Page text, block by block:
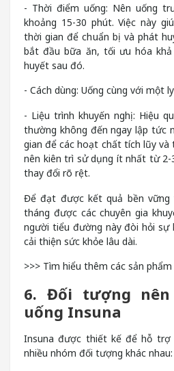
- Thời điểm uống: Nên uống
khoảng 15-30 phút. Việc này
thời gian để chuẩn bị và phát
bắt đầu bữa ăn, tối ưu hóa
huyết sau đó.
- Cách dùng: Uống cùng với một
- Liệu trình khuyến nghị: Hiệu
thường không đến ngay lập tức
gian để các hoạt chất tích lũy và
nên kiên trì sử dụng ít nhất từ
thay đổi rõ rệt.
Để đạt được kết quả bền
tháng được các chuyên gia
người tiểu đường này đòi hỏi
cải thiện sức khỏe lâu dài.
>>> Tìm hiểu thêm các sản
6. Đối tượng nên
uống Insuna
Insuna được thiết kế để hỗ trợ
nhiều nhóm đối tượng khác nhau: